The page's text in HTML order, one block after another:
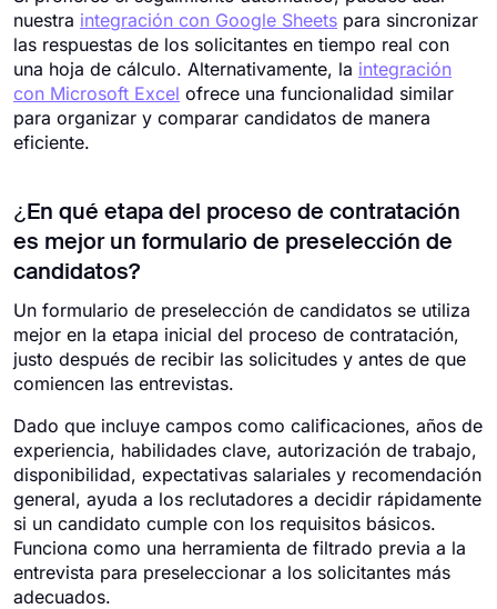
nuestra integración con Google Sheets para sincronizar
las respuestas de los solicitantes en tiempo real con
una hoja de cálculo. Alternativamente, la integración
con Microsoft Excel ofrece una funcionalidad similar
para organizar y comparar candidatos de manera
eficiente.
¿En qué etapa del proceso de contratación
es mejor un formulario de preselección de
candidatos?
Un formulario de preselección de candidatos se utiliza
mejor en la etapa inicial del proceso de contratación,
justo después de recibir las solicitudes y antes de que
comiencen las entrevistas.
Dado que incluye campos como calificaciones, años de
experiencia, habilidades clave, autorización de trabajo,
disponibilidad, expectativas salariales y recomendación
general, ayuda a los reclutadores a decidir rápidamente
si un candidato cumple con los requisitos básicos.
Funciona como una herramienta de filtrado previa a la
entrevista para preseleccionar a los solicitantes más
adecuados.